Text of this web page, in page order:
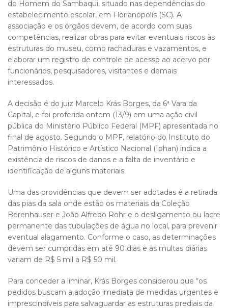
do Homem do Sambaqui, situado nas dependências do
estabelecimento escolar, em Florianópolis (SC). A
associação e os órgãos devem, de acordo com suas
competências, realizar obras para evitar eventuais riscos às
estruturas do museu, como rachaduras e vazamentos, e
elaborar um registro de controle de acesso ao acervo por
funcionários, pesquisadores, visitantes e demais
interessados.
A decisão é do juiz Marcelo Krás Borges, da 6ª Vara da
Capital, e foi proferida ontem (13/9) em uma ação civil
pública do Ministério Público Federal (MPF) apresentada no
final de agosto. Segundo o MPF, relatório do Instituto do
Patrimônio Histórico e Artístico Nacional (Iphan) indica a
existência de riscos de danos e a falta de inventário e
identificação de alguns materiais.
Uma das providências que devem ser adotadas é a retirada
das pias da sala onde estão os materiais da Coleção
Berenhauser e João Alfredo Rohr e o desligamento ou lacre
permanente das tubulações de água no local, para prevenir
eventual alagamento. Conforme o caso, as determinações
devem ser cumpridas em até 90 dias e as multas diárias
variam de R$ 5 mil a R$ 50 mil.
Para conceder a liminar, Krás Borges considerou que “os
pedidos buscam a adoção imediata de medidas urgentes e
imprescindíveis para salvaguardar as estruturas prediais da